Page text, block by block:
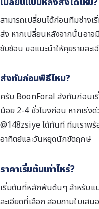
สามารถเปลี่ยนได้ก่อนทีมช่าง
ส่ง หากเปลี่ยนหลังจากนั้นอาจ
ซับซ้อน ขอแนะนำให้คุยรายละ
ส่งทันก่อนพิธีไหม?
ครับ BoonForal ส่งทันก่อนเ
น้อย 2-4 ชั่วโมงก่อน หากเร่ง
@148zsiye ได้ทันที ทีมเราพร้
อาทิตย์และวันหยุดนักขัตฤกษ์
ราคาเริ่มต้นเท่าไหร่?
เริ่มต้นที่หลักพันต้นๆ สำหรับแ
ละเอียดที่เลือก สอบถามใบเส